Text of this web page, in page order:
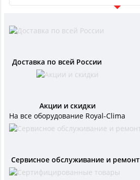
Доставка по всей России
Акции и скидки
На все оборудование Royal-Clima
Сервисное обслуживание и ремонт